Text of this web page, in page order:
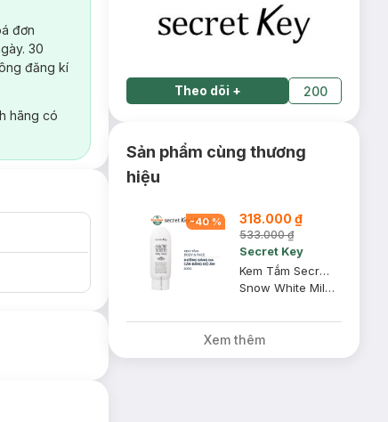
đơn
30
đăng kí
hãng có
Theo dõi + 200
Sản phẩm cùng thương
hiệu
-40% 318.000 ₫
533.000 ₫
Secret Key
Kem Tắm Secret Key Dưỡng Sáng Da Mặt Và Cơ Thể 200g
Snow White Milky Pack
Xem thêm